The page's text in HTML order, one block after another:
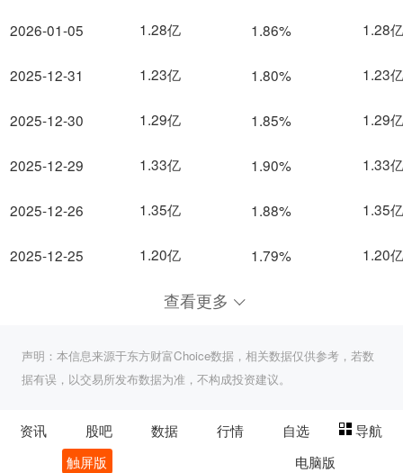
2026-01-05
2025-12-31
2025-12-30
2025-12-29
2025-12-26
2025-12-25
1.28亿 1.86% 1.28亿
1.23亿 1.80% 1.23亿
1.29亿 1.85% 1.29亿
1.33亿 1.90% 1.33亿
1.35亿 1.88% 1.35亿
1.20亿 1.79% 1.20亿
查看更多
声明：本信息来源于东方财富Choice数据，相关数据仅供参考，若数
据有误，以交易所发布数据为准，不构成投资建议。
资讯 股吧 数据 行情 自选
导航
触屏版
电脑版